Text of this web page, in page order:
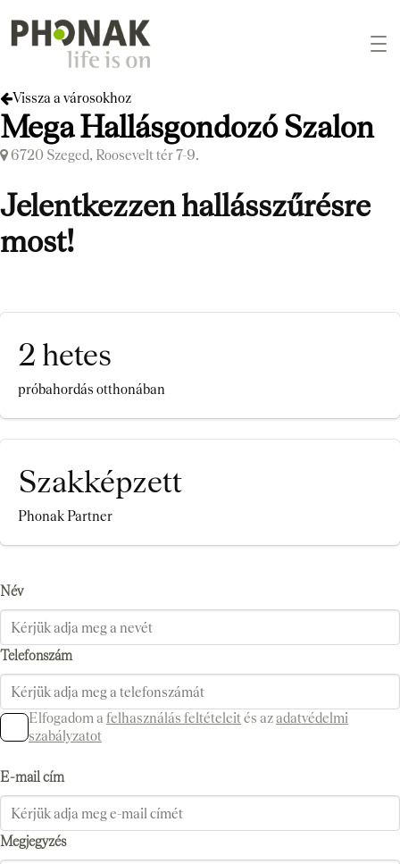
Vissza a városokhoz
Mega Hallásgondozó Szalon
6720 Szeged, Roosevelt tér 7-9.
Jelentkezzen hallásszűrésre
most!
2 hetes
próbahordás otthonában
Szakképzett
Phonak Partner
Név
Telefonszám
Elfogadom a felhasználás feltételeités azadatvédelmi
szabályzatot
E-mail cím
Megjegyzés